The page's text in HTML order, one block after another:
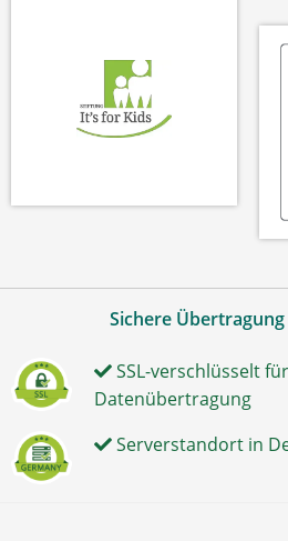
Sichere
SSL-verschlüsselt
Datenübertragung
Serverstandort in